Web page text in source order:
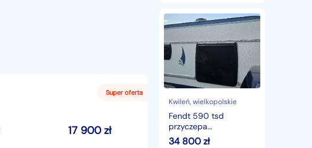
17 900zł
Fendt
590
tsd
przyczepa
kempingowa
Kwileń, wielkopolskie
Fendt 590 tsd
przyczepa
kempingowa
34 800zł